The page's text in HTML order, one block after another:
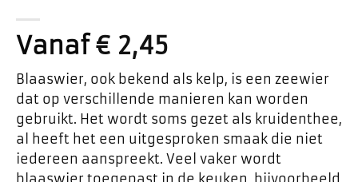
Vanaf€2,45
Blaaswier, ook bekend als kelp, is een zeewier
dat op verschillende manieren kan worden
gebruikt. Het wordt soms gezet als kruidenthee,
al heeft het een uitgesproken smaak die niet
iedereen aanspreekt. Veel vaker wordt